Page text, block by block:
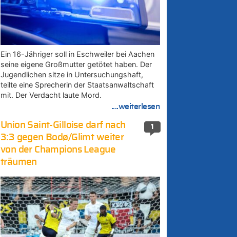
Ein 16-Jähriger soll in Eschweiler bei Aachen
seine eigene Großmutter getötet haben. Der
Jugendlichen sitze in Untersuchungshaft,
teilte eine Sprecherin der Staatsanwaltschaft
mit. Der Verdacht laute Mord.
....weiterlesen
1
Union Saint-Gilloise darf nach
3:3 gegen Bodø/Glimt weiter
von der Champions League
träumen